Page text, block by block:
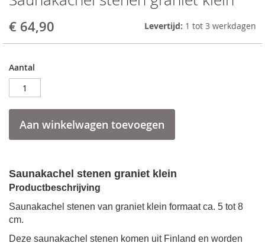
€ 64,90 Levertijd: 1 tot 3 werkdagen
Aantal
Aan winkelwagen toevoegen
Saunakachel stenen graniet klein
Productbeschrijving
Saunakachel stenen van graniet klein formaat ca. 5 tot 8
cm.
Deze saunakachel stenen komen uit Finland en worden
to
the
beginning
of
images
gallery